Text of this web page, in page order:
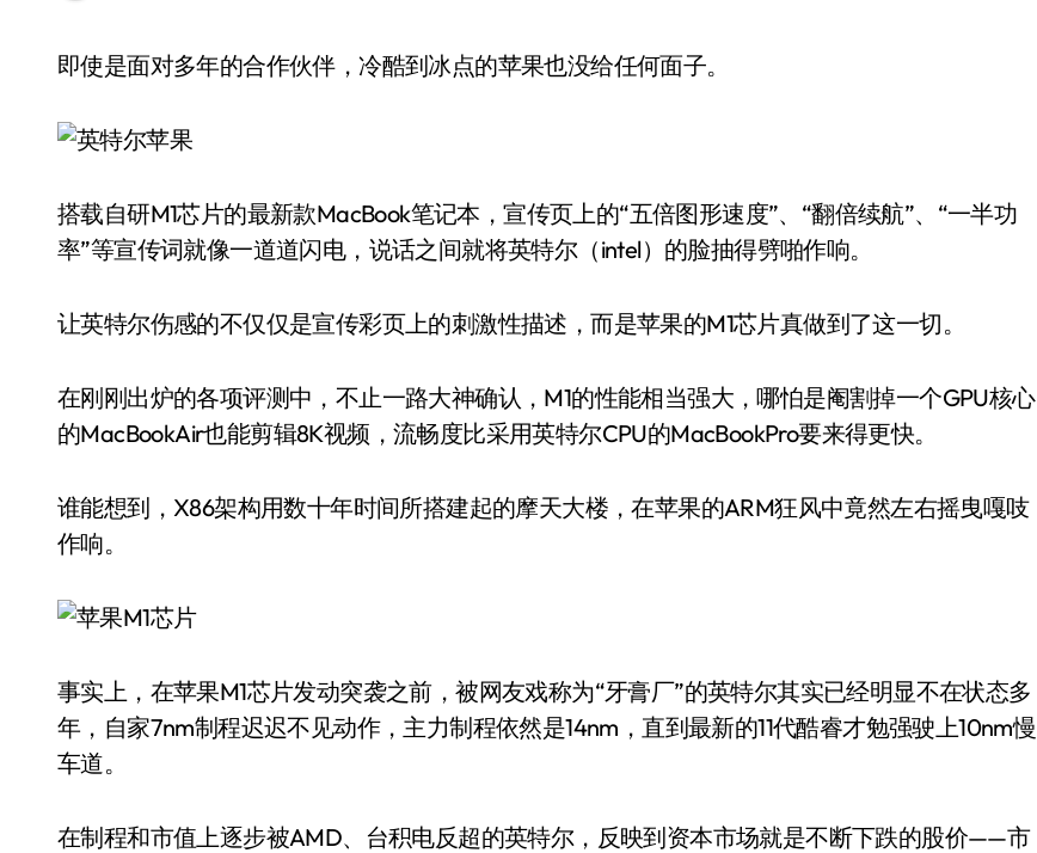
即使是面对多年的合作伙伴，冷酷到冰点的苹果也没给任何面子。
搭载自研M1芯片的最新款MacBook笔记本，宣传页上的“五倍图形速度”、“翻倍续航”、“一半功
率”等宣传词就像一道道闪电，说话之间就将英特尔（intel）的脸抽得劈啪作响。
让英特尔伤感的不仅仅是宣传彩页上的刺激性描述，而是苹果的M1芯片真做到了这一切。
在刚刚出炉的各项评测中，不止一路大神确认，M1的性能相当强大，哪怕是阉割掉一个GPU核心
的MacBookAir也能剪辑8K视频，流畅度比采用英特尔CPU的MacBookPro要来得更快。
谁能想到，X86架构用数十年时间所搭建起的摩天大楼，在苹果的ARM狂风中竟然左右摇曳嘎吱
作响。
事实上，在苹果M1芯片发动突袭之前，被网友戏称为“牙膏厂”的英特尔其实已经明显不在状态多
年，自家7nm制程迟迟不见动作，主力制程依然是14nm，直到最新的11代酷睿才勉强驶上10nm慢
车道。
在制程和市值上逐步被AMD、台积电反超的英特尔，反映到资本市场就是不断下跌的股价——市